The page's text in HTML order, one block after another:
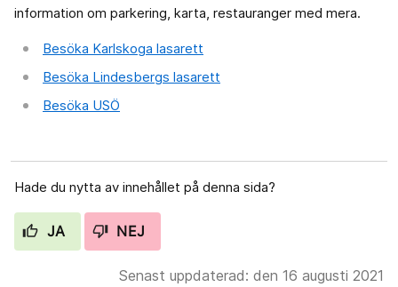
information om parkering, karta, restauranger med mera.
Besöka Karlskoga lasarett
Besöka Lindesbergs lasarett
Besöka USÖ
Hade du nytta av innehållet på denna sida?
JA NEJ
Senast uppdaterad: den 16 augusti 2021